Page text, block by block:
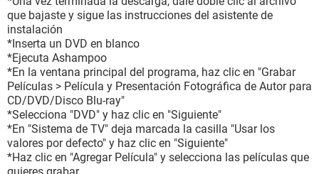
que bajaste y sigue las instrucciones del asistente de
instalación
*Inserta un DVD en blanco
*Ejecuta Ashampoo
*En la ventana principal del programa, haz clic en "Grabar
Películas > Película y Presentación Fotográfica de Autor para
CD/DVD/Disco Blu-ray"
*Selecciona "DVD" y haz clic en "Siguiente"
*En "Sistema de TV" deja marcada la casilla "Usar los
valores por defecto" y haz clic en "Siguiente"
*Haz clic en "Agregar Película" y selecciona las películas que